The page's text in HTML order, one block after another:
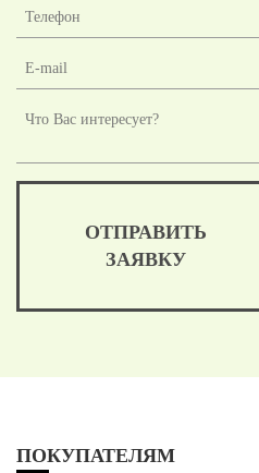
ОТПРАВИТЬ
ЗАЯВКУ
ПОКУПАТЕЛЯМ